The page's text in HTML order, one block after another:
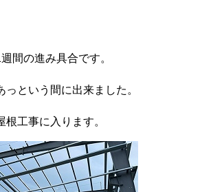
間の進み具合です。
という間に出来ました。
根工事に入ります。